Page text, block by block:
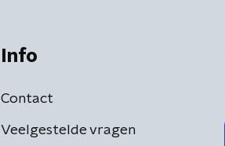
Info
Contact
Veelgestelde vragen